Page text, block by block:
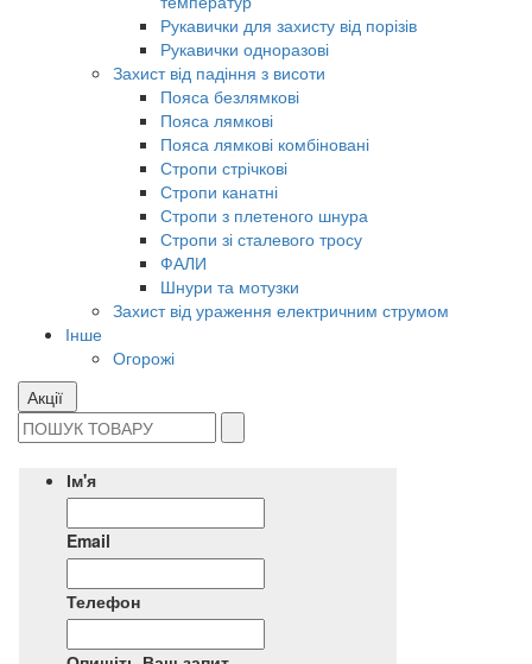
Рукавички для захисту від порізів
Рукавички одноразові
Захист від падіння з висоти
Пояса безлямкові
Пояса лямкові
Пояса лямкові комбіновані
Стропи стрічкові
Стропи канатні
Стропи з плетеного шнура
Стропи зі сталевого тросу
ФАЛИ
Шнури та мотузки
Захист від ураження електричним струмом
Інше
Огорожі
Акції
Ім'я
Email
Телефон